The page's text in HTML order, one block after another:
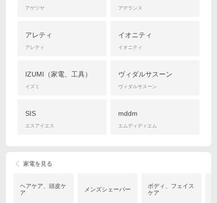
アゲツヤ アデランス
アレティ
アレティ
イオニティ
イオニティ
IZUMI（家電、工具）
イズミ
ヴィダルサスーン
ヴィダルサスーン
SIS
エスアイエス
mddm
エムディディエム
家電を見る
ヘアケア、頭皮ケ
ア
メンズシェーバー
ボディ、フェイス
ケア